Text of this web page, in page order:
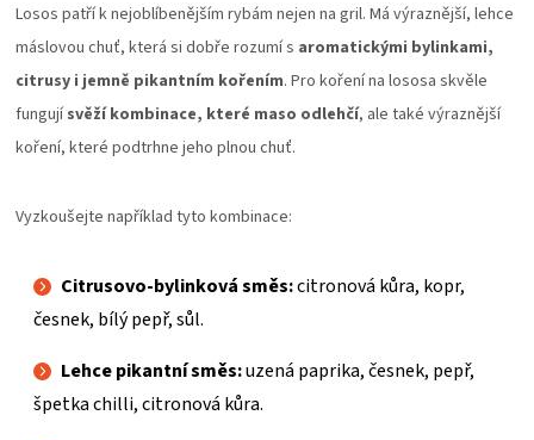
Losos patří k nejoblíbenějším rybám nejen na gril. Má výraznější, lehce
máslovou chuť, která si dobře rozumí s aromatickými bylinkami,
citrusy i jemně pikantním kořením. Pro koření na lososa skvěle
fungujísvěží kombinace, které maso odlehčí, ale také výraznější
koření, které podtrhne jeho plnou chuť.
Vyzkoušejte například tyto kombinace:
Citrusovo-bylinková směs:citronová kůra, kopr,
česnek, bílý pepř, sůl.
Lehce pikantní směs:uzená paprika, česnek, pepř,
špetka chilli, citronová kůra.